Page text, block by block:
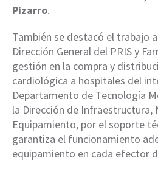
Pizarro.
También se destacó el trabajo
Dirección General del PRIS y
gestión en la compra y
cardiológica a hospitales del
Departamento de Tecnología
la Dirección de Infraestructura,
Equipamiento, por el soporte
garantiza el funcionamiento
equipamiento en cada efector